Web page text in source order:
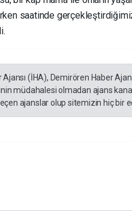
saatinde
(İHA), Demirören Haber
müdahalesi olmadan ajans
ajanslar olup sitemizin hiç bir